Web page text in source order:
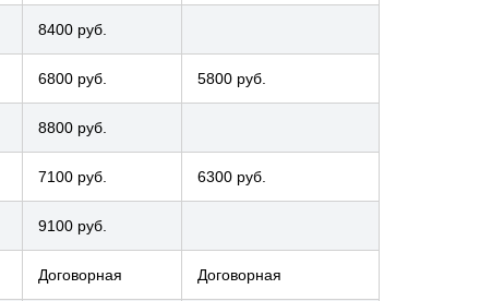
8400 руб.
6800 руб. 5800 руб.
8800 руб.
7100 руб. 6300 руб.
9100 руб.
Договорная Договорная